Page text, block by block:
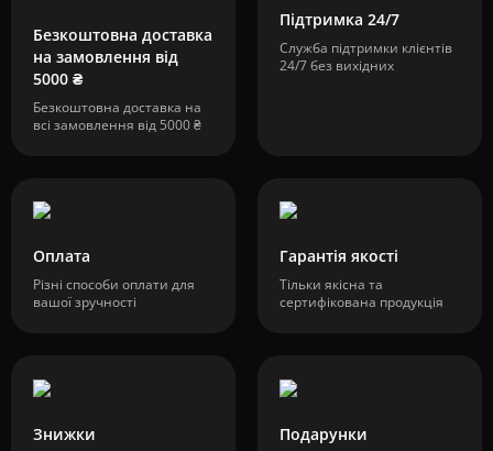
Безкоштовна доставка
на замовлення від
5000 ₴
Безкоштовна доставка на
всі замовлення від 5000 ₴
Підтримка 24/7
Служба підтримки клієнтів
24/7 без вихідних
Оплата
Різні способи оплати для
вашої зручності
Гарантія якості
Тільки якісна та
сертифікована продукція
Знижки Подарунки